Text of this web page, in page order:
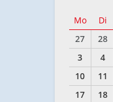
Mo Di
27
28
3
4
10
11
17
18